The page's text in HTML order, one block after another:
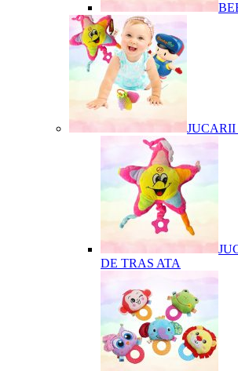
JUCARII
DE TRAS ATA